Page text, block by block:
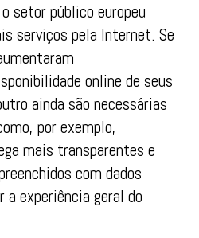
setor público europeu
serviços pela Internet. Se
online de seus
ainda são necessárias
por exemplo,
mais transparentes e
com dados
a experiência geral do